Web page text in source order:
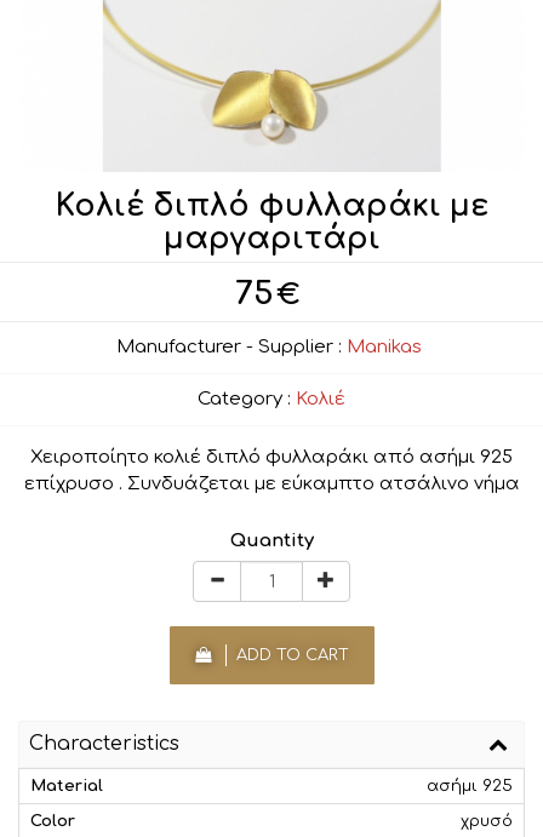
Κολιέ διπλό φυλλαράκι με
μαργαριτάρι
75€
Manufacturer - Supplier : Manikas
Category : Κολιέ
Χειροποίητο κολιέ διπλό φυλλαράκι από ασήμι 925
επίχρυσο . Συνδυάζεται με εύκαμπτο ατσάλινο νήμα
Quantity
ADD TO CART
Characteristics
Material ασήμι 925
Color χρυσό